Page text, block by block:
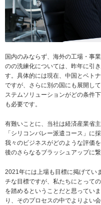
国内のみならず、海外の工場・事
のの洗練化については、昨年に引
す。具体的には現在、中国とベト
ですが、さらに別の国にも展開し
ステムソリューションがどの条件
も必要です。
有難いことに、当社は経済産業省
「シリコンバレー派遣コース」に
我々のビジネスがどのような評価
後のさらなるブラッシュアップに繋
2021年には上場も目標に掲げてい
チな目標ですが、私たちにとって
を踏めるということだと思ってい
り、そのプロセスの中でよりよい